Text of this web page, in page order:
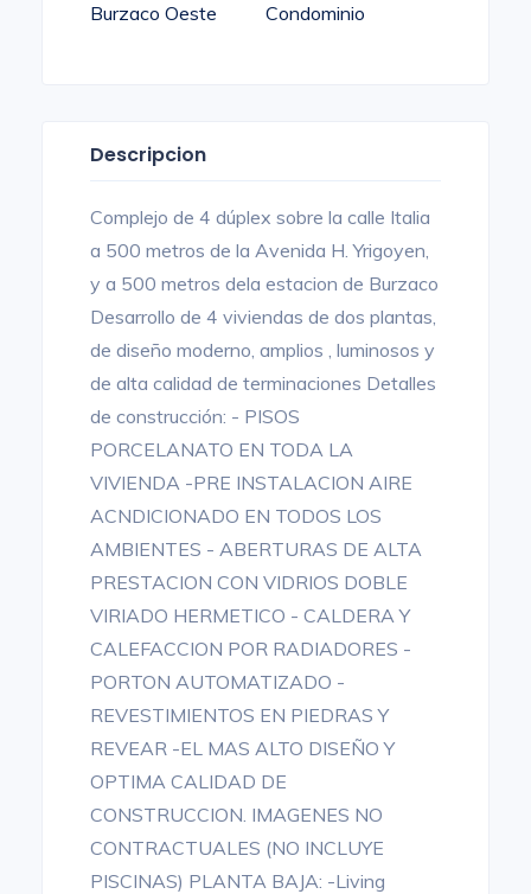
Burzaco Oeste
Condominio
Descripcion
Complejo de 4 dúplex sobre la calle Italia
a 500 metros de la Avenida H. Yrigoyen,
y a 500 metros dela estacion de Burzaco
Desarrollo de 4 viviendas de dos plantas,
de diseño moderno, amplios , luminosos y
de alta calidad de terminaciones Detalles
de construcción: - PISOS
PORCELANATO EN TODA LA
VIVIENDA -PRE INSTALACION AIRE
ACNDICIONADO EN TODOS LOS
AMBIENTES - ABERTURAS DE ALTA
PRESTACION CON VIDRIOS DOBLE
VIRIADO HERMETICO - CALDERA Y
CALEFACCION POR RADIADORES -
PORTON AUTOMATIZADO -
REVESTIMIENTOS EN PIEDRAS Y
REVEAR -EL MAS ALTO DISEÑO Y
OPTIMA CALIDAD DE
CONSTRUCCION. IMAGENES NO
CONTRACTUALES (NO INCLUYE
PISCINAS) PLANTA BAJA: -Living